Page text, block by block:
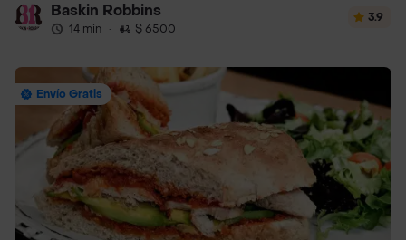
Baskin Robbins
14 min · $ 6500
3.9
Envío Gratis